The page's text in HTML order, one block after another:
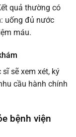
quả thường có
uống đủ nước
máu.
sẽ xem xét, ký
cầu hành chính
bệnh viện